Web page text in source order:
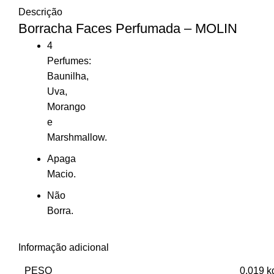
Descrição
Borracha Faces Perfumada – MOLIN
4
Perfumes:
Baunilha,
Uva,
Morango
e
Marshmallow.
Apaga
Macio.
Não
Borra.
Informação adicional
PESO 0,019